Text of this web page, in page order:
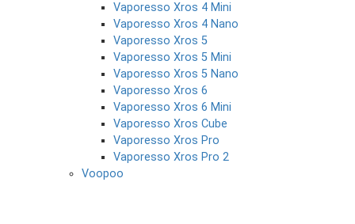
Vaporesso Xros 4 Mini
Vaporesso Xros 4 Nano
Vaporesso Xros 5
Vaporesso Xros 5 Mini
Vaporesso Xros 5 Nano
Vaporesso Xros 6
Vaporesso Xros 6 Mini
Vaporesso Xros Cube
Vaporesso Xros Pro
Vaporesso Xros Pro 2
Voopoo